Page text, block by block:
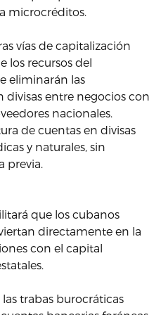
microcréditos.
vías de capitalización
los recursos del
eliminarán las
divisas entre negocios con
nacionales.
de cuentas en divisas
y naturales, sin
previa.
que los cubanos
directamente en la
con el capital
trabas burocráticas